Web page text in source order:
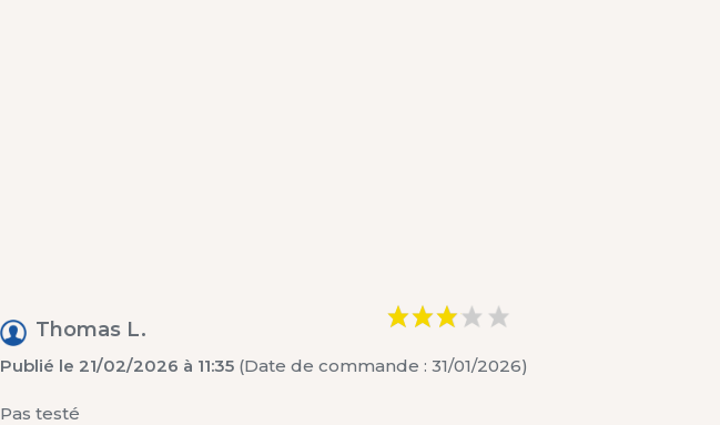
Thomas L.
Publié le 21/02/2026 à 11:35 (Date de commande : 31/01/2026)
Pas testé